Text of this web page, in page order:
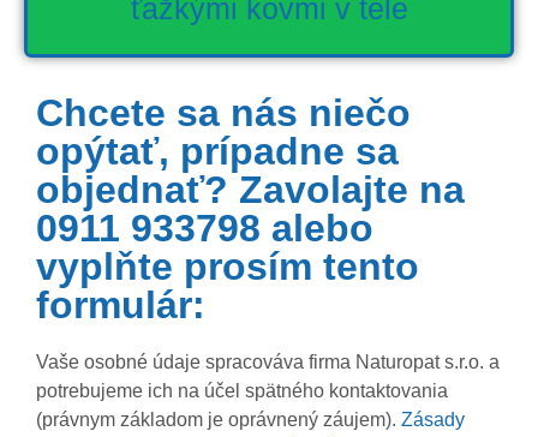
ťažkými kovmi v tele
Chcete sa nás niečo
opýtať, prípadne sa
objednať? Zavolajte na
0911 933798 alebo
vyplňte prosím tento
formulár:
Vaše osobné údaje spracováva firma Naturopat s.r.o. a
potrebujeme ich na účel spätného kontaktovania
(právnym základom je oprávnený záujem). Zásady